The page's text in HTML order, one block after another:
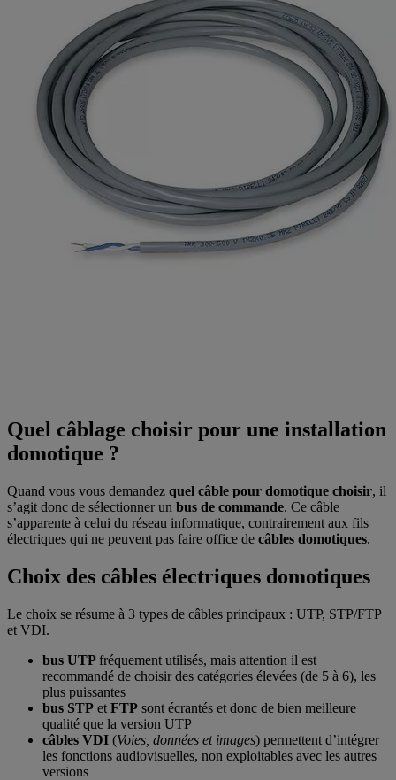
Quel câblage choisir pour une installation
domotique ?
Quand vous vous demandez quel câble pour domotique choisir, il
s’agit donc de sélectionner un bus de commande. Ce câble
s’apparente à celui du réseau informatique, contrairement aux fils
électriques qui ne peuvent pas faire office de câbles domotiques.
Choix des câbles électriques domotiques
Le choix se résume à 3 types de câbles principaux : UTP, STP/FTP
et VDI.
bus UTPfréquement utilisés, mais attention il est
recommandé de choisir des catégories élevées (de 5 à 6), les
plus puissantes
bus STP et FTP sont écrantés et donc de bien meilleure
qualité que la version UTP
câbles VDI (Voies, données et images) permettent d’intégrer
les fonctions audiovisuelles, non exploitables avec les autres
versions